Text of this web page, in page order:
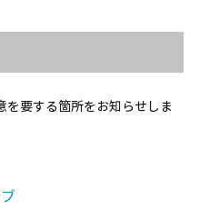
要する箇所をお知らせしま